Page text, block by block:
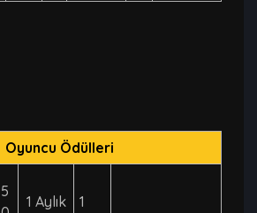
Oyuncu Ödülleri
5
1 Aylık
1